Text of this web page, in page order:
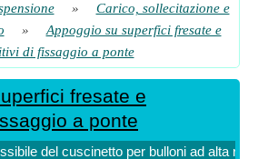
»
Carico, sollecitazione e
»
Appoggio su superfici fresate e
di fissaggio a ponte
fresate e
a ponte
del cuscinetto per bulloni ad alta